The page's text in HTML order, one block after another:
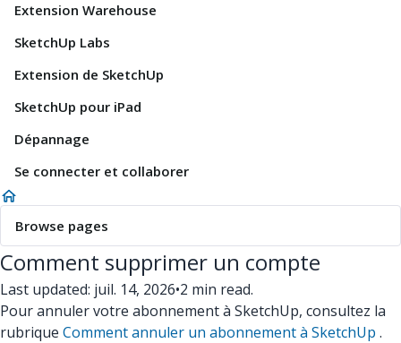
Extension Warehouse
SketchUp Labs
Extension de SketchUp
SketchUp pour iPad
Dépannage
Se connecter et collaborer
Browse pages
Comment supprimer un compte
Last updated: juil. 14, 2026•2 min read.
Pour annuler votre abonnement à SketchUp, consultez la
rubrique Comment annuler un abonnement à SketchUp .